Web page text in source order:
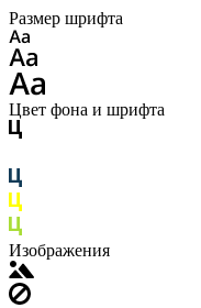
Размер шрифта
Цвет фона и шрифта
Изображения